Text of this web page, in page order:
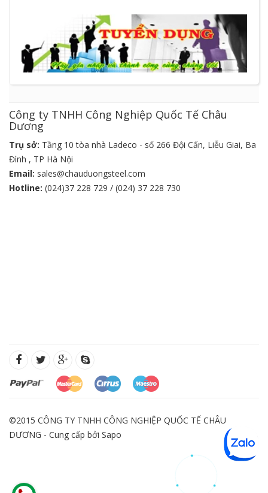
Công ty TNHH Công Nghiệp Quốc Tế Châu
Dương
Trụ sở: Tầng 10 tòa nhà Ladeco - số 266 Đội Cấn, Liễu Giai, Ba
Đình , TP Hà Nội
Email: sales@chauduongsteel.com
Hotline: (024)37 228 729 / (024) 37 228 730
©2015 CÔNG TY TNHH CÔNG NGHIỆP QUỐC TẾ CHÂU
DƯƠNG - Cung cấp bởi Sapo